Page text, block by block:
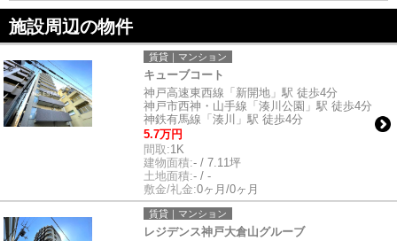
施設周辺の物件
賃貸｜マンション
キューブコート
神戸高速東西線「新開地」駅 徒歩4分
神戸市西神・山手線「湊川公園」駅 徒歩4分
神鉄有馬線「湊川」駅 徒歩4分
5.7万円
間取:1K
建物面積:- / 7.11坪
土地面積:- / -
敷金/礼金:0ヶ月/0ヶ月
賃貸｜マンション
レジデンス神戸大倉山グルーブ